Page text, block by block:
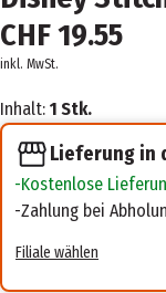
CHF 19.55
inkl. MwSt.
Inhalt: 1 Stk.
Lieferung in
Kostenlose
Zahlung bei
Filiale wählen